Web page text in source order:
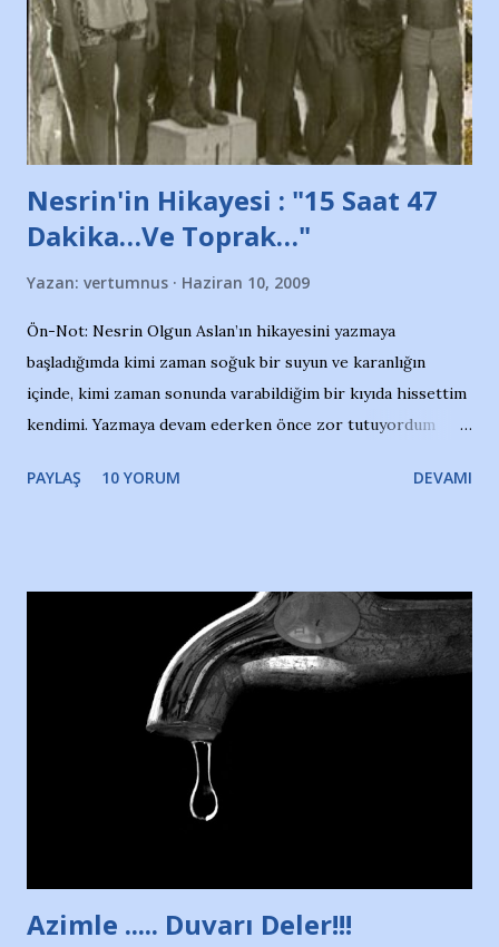
ait tanıtıcı ilanların asılmasına izin veren Bursa Büyükşehir
Belediyesi ile mağazaların bulunduğu alışveriş merkezlerini
de kınıyoruz'' diye de eklemiş .. Blogumuzda okuduğum bu
yazının hemen ardından bu habe...
Nesrin'in Hikayesi : "15 Saat 47
Dakika…Ve Toprak…"
Yazan: vertumnus Haziran 10, 2009
Ön-Not: Nesrin Olgun Aslan’ın hikayesini yazmaya
başladığımda kimi zaman soğuk bir suyun ve karanlığın
içinde, kimi zaman sonunda varabildiğim bir kıyıda hissettim
kendimi. Yazmaya devam ederken önce zor tutuyordum
Yazımı, ağlayarak bitirebildim ancak…Kendisinin web
Nesrin’in Hikayesi’ne başlıyorum… 1964 Adana Yüzme
havuzunun kenarında 7 yaşında kara kuru bir kız çocuğu
duruyor. Havuzun içinde Adana Demirspor Kulübü
yüzücüleri. Erkekler çoğunlukta. Küçük kız etrafına bakıyor.
Sadece 4 kız çocuğu var. Nesrin, Adana Demirspor’un 4
kızından biri oluyor o gün…Giriyor havuza. 1973 – 1975
Adana Nesrin, 16 yaşında. Yüzüyor. 7 yaşında girdiği
Türkiye 3.lüğü var. 17 yaşında mar...
PAYLAŞ 10 YORUM DEVAMI
Azimle ..... Duvarı Deler!!!